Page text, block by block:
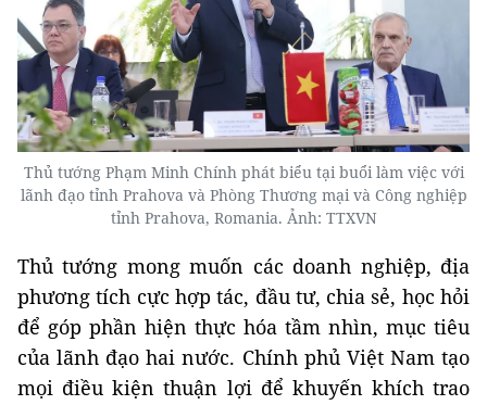
Thủ tướng Phạm Minh Chính phát biểu tại buổi làm việc với
lãnh đạo tỉnh Prahova và Phòng Thương mại và Công nghiệp
tỉnh Prahova, Romania. Ảnh: TTXVN
Thủ tướng mong muốn các doanh nghiệp, địa
phương tích cực hợp tác, đầu tư, chia sẻ, học hỏi
để góp phần hiện thực hóa tầm nhìn, mục tiêu
của lãnh đạo hai nước. Chính phủ Việt Nam tạo
mọi điều kiện thuận lợi để khuyến khích trao